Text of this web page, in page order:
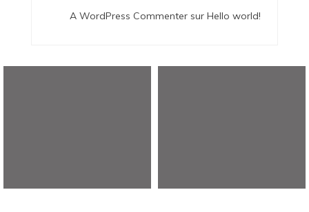
A WordPress Commentersur Hello world!